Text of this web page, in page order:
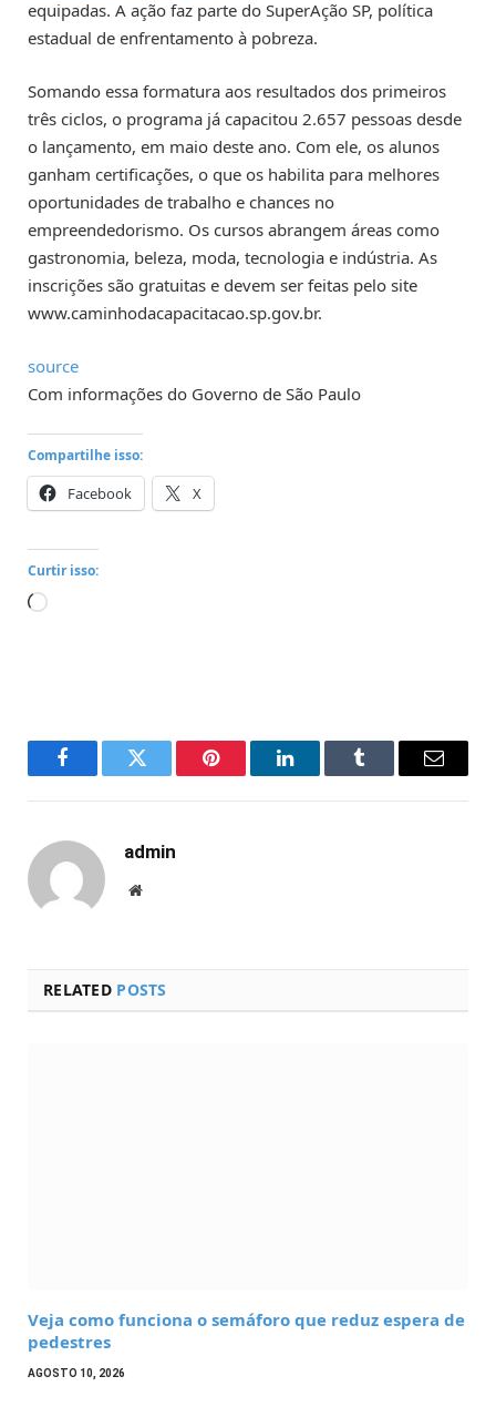
equipadas. A ação faz parte do SuperAção SP, política
estadual de enfrentamento à pobreza.
Somando essa formatura aos resultados dos primeiros
três ciclos, o programa já capacitou 2.657 pessoas desde
o lançamento, em maio deste ano. Com ele, os alunos
ganham certificações, o que os habilita para melhores
oportunidades de trabalho e chances no
empreendedorismo. Os cursos abrangem áreas como
gastronomia, beleza, moda, tecnologia e indústria. As
inscrições são gratuitas e devem ser feitas pelo site
www.caminhodacapacitacao.sp.gov.br.
source
Com informações do Governo de São Paulo
Compartilhe isso:
Facebook X
Curtir isso:
Carregando...
FacebookTwitter Pinterest LinkedInTumblr Email
admin
Website
RELATED POSTS
Veja como funciona o semáforo que reduz espera de
pedestres
AGOSTO 10, 2026